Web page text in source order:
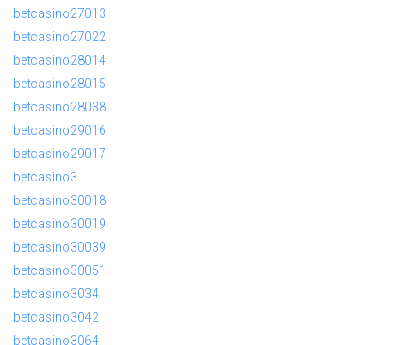
betcasino27013
betcasino27022
betcasino28014
betcasino28015
betcasino28038
betcasino29016
betcasino29017
betcasino3
betcasino30018
betcasino30019
betcasino30039
betcasino30051
betcasino3034
betcasino3042
betcasino3064